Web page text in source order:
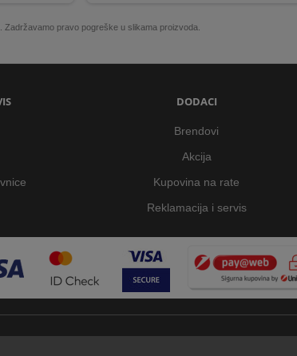
pravo pogreške u slikama proizvoda.
DODACI
Brendovi
Akcija
Kupovina na rate
Reklamacija i servis